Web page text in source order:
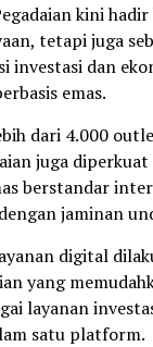
kini
tetapi juga
investasi dan
emas.
dari 4.000
juga
berstandar
jaminan
digital
yang
layanan
satu platform.